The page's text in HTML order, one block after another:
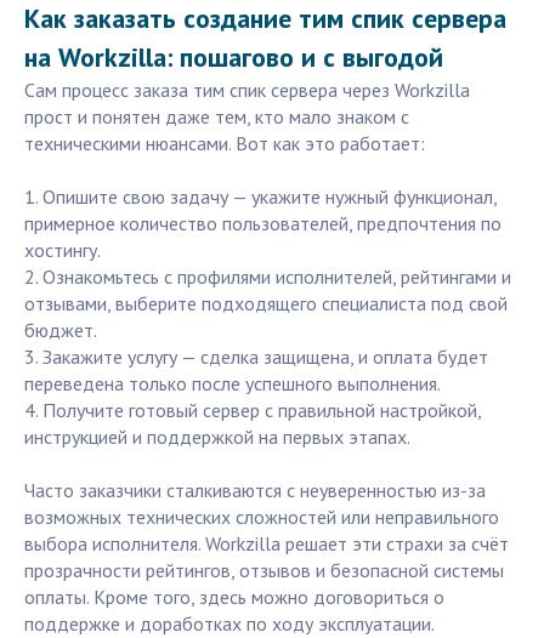
Как заказать создание тим спик сервера
на Workzilla: пошагово и с выгодой
Сам процесс заказа тим спик сервера через Workzilla
прост и понятен даже тем, кто мало знаком с
техническими нюансами. Вот как это работает:
1. Опишите свою задачу — укажите нужный функционал,
примерное количество пользователей, предпочтения по
хостингу.
2. Ознакомьтесь с профилями исполнителей, рейтингами и
отзывами, выберите подходящего специалиста под свой
бюджет.
3. Закажите услугу — сделка защищена, и оплата будет
переведена только после успешного выполнения.
4. Получите готовый сервер с правильной настройкой,
инструкцией и поддержкой на первых этапах.
Часто заказчики сталкиваются с неуверенностью из-за
возможных технических сложностей или неправильного
выбора исполнителя. Workzilla решает эти страхи за счёт
прозрачности рейтингов, отзывов и безопасной системы
оплаты. Кроме того, здесь можно договориться о
поддержке и доработках по ходу эксплуатации.